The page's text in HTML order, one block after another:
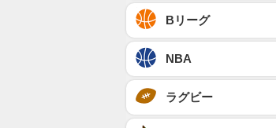
Bリーグ
NBA
ラグビー